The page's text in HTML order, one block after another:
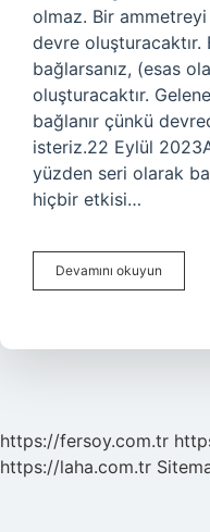
olmaz. Bir ammetreyi
devre
bağlarsanız, (esas
oluşturacaktır.
bağlanır çünkü
isteriz.22 Eylül
yüzden seri olarak
hiçbir etkisi…
Devamını okuyun
Devreye
Kısa
https://fersoy.com.tr
https://laha.com.tr